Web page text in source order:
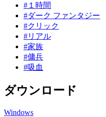
#１時間
#ダーク ファンタジー
#クリック
#リアル
#家族
#傭兵
#吸血
ダウンロード
Windows